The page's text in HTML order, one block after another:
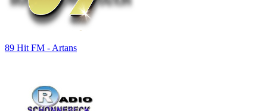
89 Hit FM - Artans